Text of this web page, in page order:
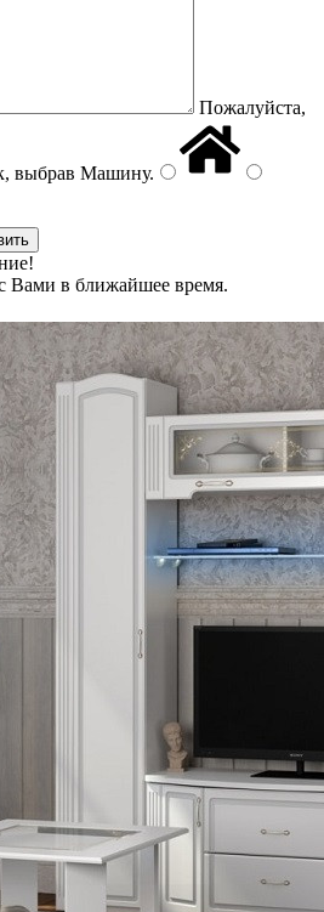
Пожалуйста,
выбрав Машину.
Вами в ближайшее время.